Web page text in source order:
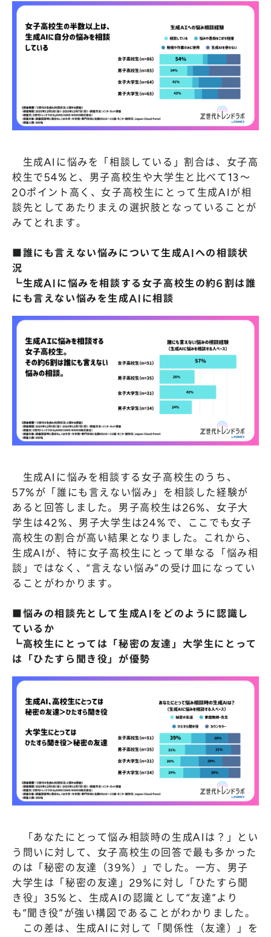
生成AIに悩みを「相談している」割合は、女子高
校生で54%と、男子高校生や大学生と比べて13〜
20ポイント高く、女子高校生にとって生成AIが相
談先としてあたりまえの選択肢となっていることが
みてとれます。
■誰にも言えない悩みについて生成AIへの相談状
況
┗生成AIに悩みを相談する女子高校生の約6割は誰
にも言えない悩みを生成AIに相談
生成AIに悩みを相談する女子高校生のうち、
57%が「誰にも言えない悩み」を相談した経験が
あると回答しました。男子高校生は26%、女子大
学生は42%、男子大学生は24%で、ここでも女子
高校生の割合が高い結果となりました。これから、
生成AIが、特に女子高校生にとって単なる「悩み相
談」ではなく、“言えない悩み”の受け皿になってい
ることがわかります。
■悩みの相談先として生成AIをどのように認識し
ているか
┗高校生にとっては「秘密の友達」大学生にとって
は「ひたすら聞き役」が優勢
「あなたにとって悩み相談時の生成AIは？」とい
う問いに対して、女子高校生の回答で最も多かった
のは「秘密の友達（39%）」でした。一方、男子
大学生は「秘密の友達」29%に対し「ひたすら聞
き役」35%と、生成AIの認識として“友達”より
も“聞き役”が強い構図であることがわかりました。
この差は、生成AIに対して「関係性（友達）」を